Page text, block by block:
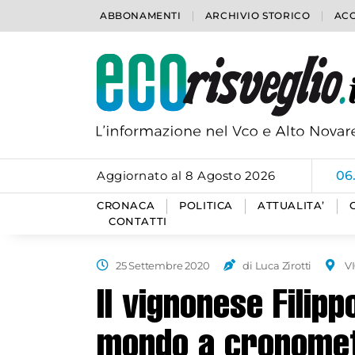
ABBONAMENTI ARCHIVIO STORICO
Aggiornato al 8 Agosto 2026
CRONACA POLITICA ATTUALITA’
CONTATTI
25 Settembre 2020 di Luca Zirotti
Il vignonese